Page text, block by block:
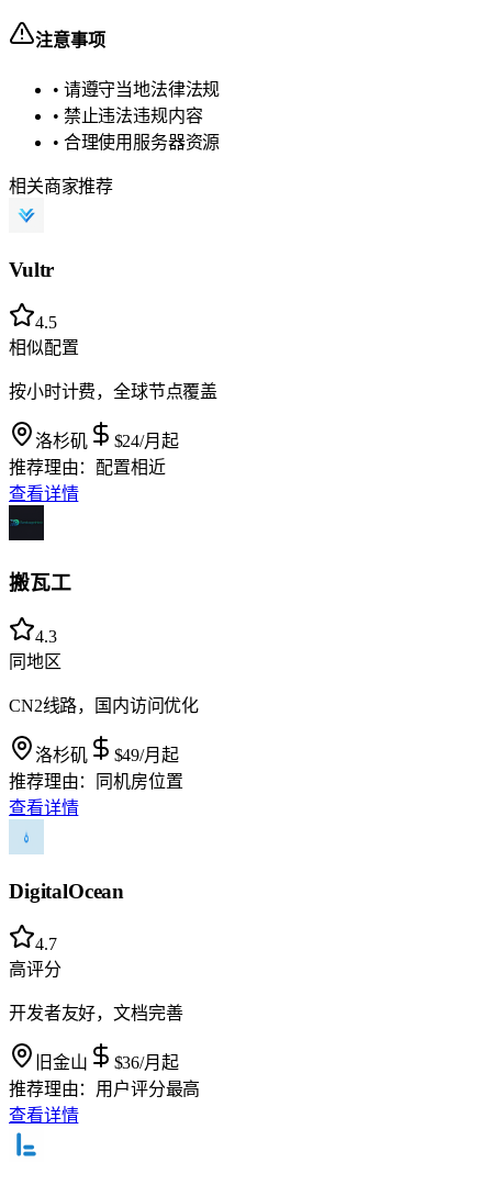
注意事项
• 请遵守当地法律法规
• 禁止违法违规内容
• 合理使用服务器资源
相关商家推荐
Vultr
4.5
相似配置
按小时计费，全球节点覆盖
洛杉矶 $24/月起
推荐理由： 配置相近
查看详情
搬瓦工
4.3
同地区
CN2线路，国内访问优化
洛杉矶 $49/月起
推荐理由：
同机房位置
查看详情
DigitalOcean
4.7
高评分
开发者友好，文档完善
旧金山 $36/月起
推荐理由： 用户评分最高
查看详情